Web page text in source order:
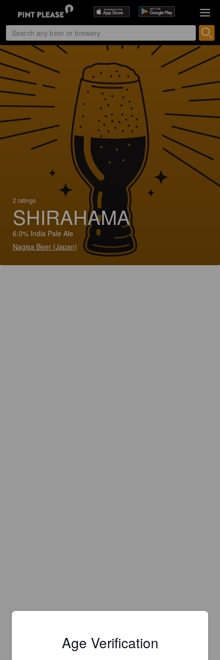
2 ratings
SHIRAHAMA
6.0% India Pale Ale
Nagisa Beer (Japan)
Age Verification